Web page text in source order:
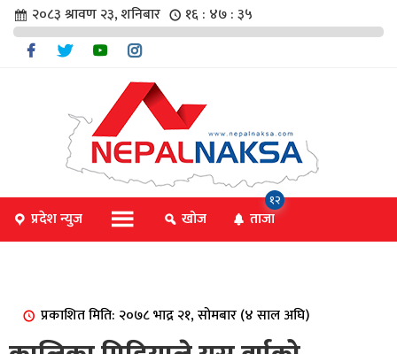
२०८३ श्रावण २३, शनिबार १६ : ४७ : ३५
प्रदेश न्युज खोज ताजा
१२
प्रकाशित मिति: २०७८ भाद्र २१, सोमबार (४ साल अघि)